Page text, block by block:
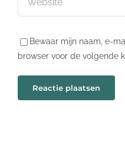
Bewaar mijn naam, e-
browser voor de volgende